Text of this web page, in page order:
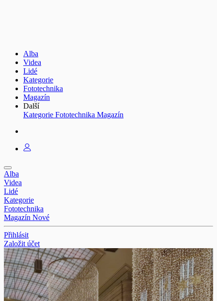
Alba
Videa
Lidé
Kategorie
Fototechnika
Magazín
Další
Kategorie Fototechnika Magazín
Alba
Videa
Lidé
Kategorie
Fototechnika
Magazín Nové
Přihlásit
Založit účet